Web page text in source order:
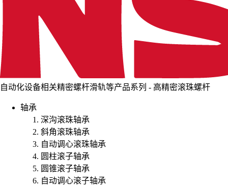
自动化设备相关精密螺杆滑轨等产品系列 - 高精密滚珠螺杆
轴承
深沟滚珠轴承
斜角滚珠轴承
自动调心滚珠轴承
圆柱滚子轴承
圆锥滚子轴承
自动调心滚子轴承